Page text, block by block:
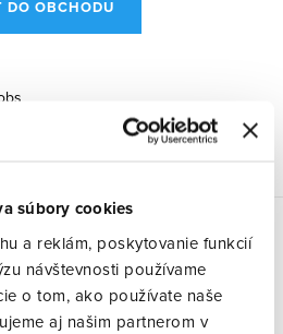
súbory cookies
a reklám, poskytovanie funkcií
návštevnosti používame
o tom, ako používate naše
aj našim partnerom v
DO OBCHODU
hodnotenie